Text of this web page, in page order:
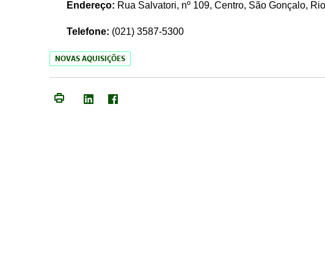
Endereço: Rua Salvatori, nº 109, Centro, São Gonçalo,
Telefone: (021) 3587-5300
NOVAS AQUISIÇÕES